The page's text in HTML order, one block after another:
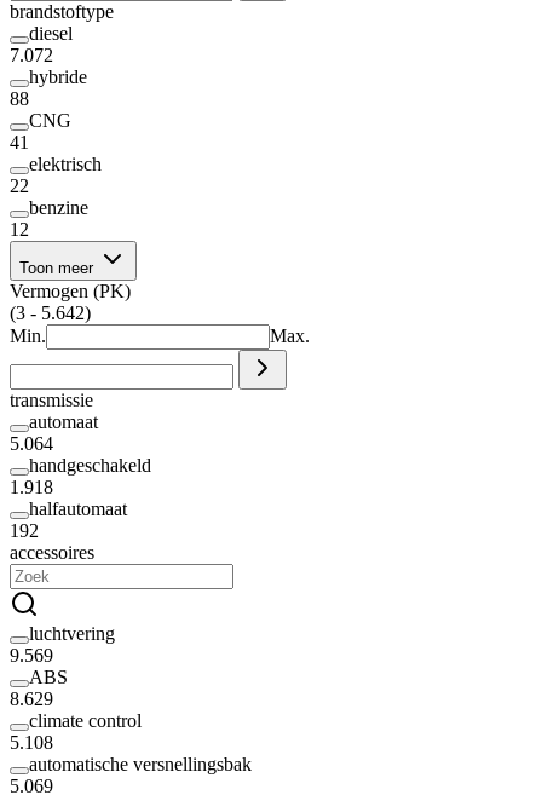
brandstoftype
diesel
7.072
hybride
88
CNG
41
elektrisch
22
benzine
12
Toon meer
Vermogen (PK)
(3 - 5.642)
Min.
Max.
transmissie
automaat
5.064
handgeschakeld
1.918
halfautomaat
192
accessoires
luchtvering
9.569
ABS
8.629
climate control
5.108
automatische versnellingsbak
5.069